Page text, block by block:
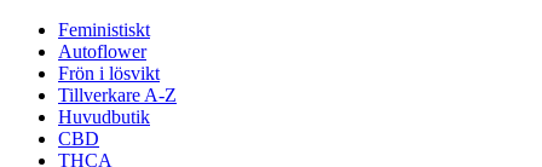
Feministiskt
Autoflower
Frön i lösvikt
Tillverkare A-Z
Huvudbutik
CBD
THCA